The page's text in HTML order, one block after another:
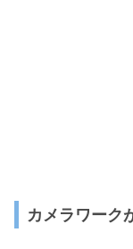
カメラワーク